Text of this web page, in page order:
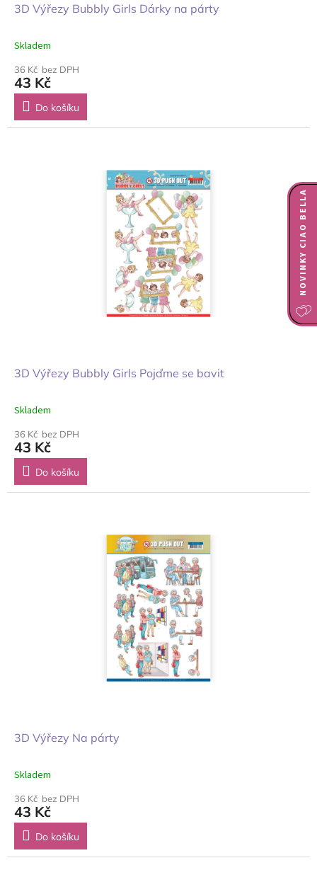
3D Výřezy Bubbly Girls Dárky na párty
Skladem
36 Kč bez DPH
43 Kč
Do košíku
3D Výřezy Bubbly Girls Pojďme se bavit
Skladem
36 Kč bez DPH
43 Kč
Do košíku
3D Výřezy Na párty
Skladem
36 Kč bez DPH
43 Kč
Do košíku
NOVINKY CIAO BELLA